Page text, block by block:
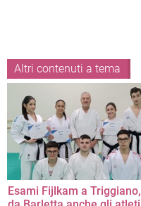
Altri contenuti a tema
Esami Fijlkam a Triggiano,